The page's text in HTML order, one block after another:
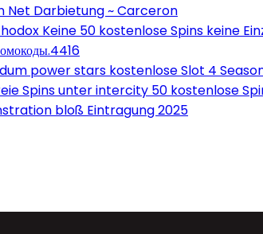
Net Darbietung ~ Carceron
Keine 50 kostenlose Spins keine
power stars kostenlose Slot 4
Spins unter intercity 50 kostenlose
bloß Eintragung 2025